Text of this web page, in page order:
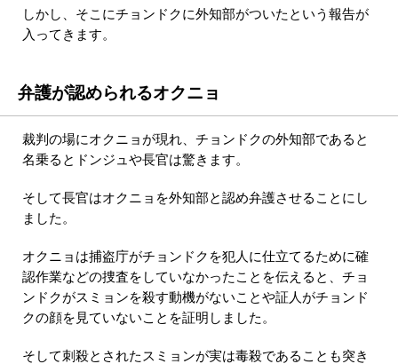
しかし、そこにチョンドクに外知部がついたという報告が
入ってきます。
弁護が認められるオクニョ
裁判の場にオクニョが現れ、チョンドクの外知部であると
名乗るとドンジュや長官は驚きます。
そして長官はオクニョを外知部と認め弁護させることにし
ました。
オクニョは捕盗庁がチョンドクを犯人に仕立てるために確
認作業などの捜査をしていなかったことを伝えると、チョ
ンドクがスミョンを殺す動機がないことや証人がチョンド
クの顔を見ていないことを証明しました。
そして刺殺とされたスミョンが実は毒殺であることも突き